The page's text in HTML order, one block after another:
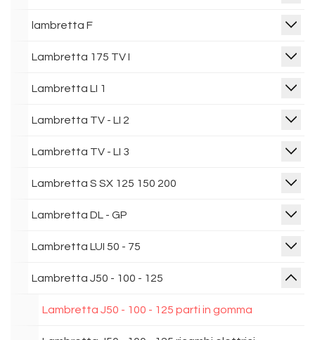
lambretta F
Lambretta 175 TV I
Lambretta LI 1
Lambretta TV - LI 2
Lambretta TV - LI 3
Lambretta S SX 125 150 200
Lambretta DL - GP
Lambretta LUI 50 - 75
Lambretta J50 - 100 - 125
Lambretta J50 - 100 - 125 parti in gomma